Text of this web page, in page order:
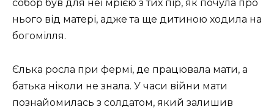
собор був для неї мрією з тих пір, як почула про
нього від матері, адже та ще дитиною ходила на
богомілля.
Єлька росла при фермі, де працювала мати, а
батька ніколи не знала. У часи війни мати
познайомилась з солдатом, який залишив